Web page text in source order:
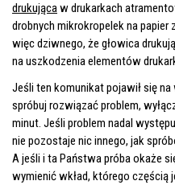
drukującaw drukarkach
drobnych mikrokropelek na
więc dziwnego, że głowica
na uszkodzenia elementów
Jeśli ten komunikat pojawił się
spróbuj rozwiązać problem,
minut. Jeśli problem nadal
nie pozostaje nic innego, jak
A jeśli i ta Państwa próba okaże
wymienić wkład, którego częścią